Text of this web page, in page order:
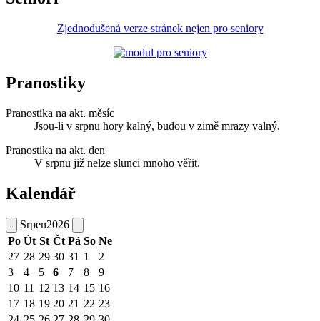
Zjednodušená verze stránek nejen pro seniory
Pranostiky
Pranostika na akt. měsíc
Jsou-li v srpnu hory kalný, budou v zimě mrazy valný.
Pranostika na akt. den
V srpnu již nelze slunci mnoho věřit.
Kalendář
Srpen2026
Po Út St Čt Pá So Ne
27 28 29 30 31 1
2
3
4 5 6 7 8
9
10 11 12 13 14 15 16
17 18 19 20 21 22 23